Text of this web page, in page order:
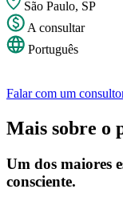
São Paulo, SP
A consultar
Português
Falar com um
Mais sobre o
Um dos maiores
consciente.